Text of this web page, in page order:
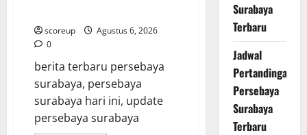
scoreup
Agustus 6, 2026
0
berita terbaru persebaya
surabaya, persebaya
surabaya hari ini, update
persebaya surabaya
Surabaya
Terbaru
Jadwal
Pertandingan
Persebaya
Surabaya
Terbaru